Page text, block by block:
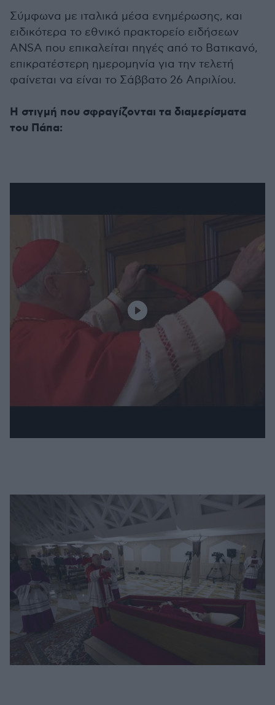
Σύμφωνα με ιταλικά μέσα ενημέρωσης, και
ειδικότερα το εθνικό πρακτορείο ειδήσεων
ANSA που επικαλείται πηγές από το Βατικανό,
επικρατέστερη ημερομηνία για την τελετή
φαίνεται να είναι το Σάββατο 26 Απριλίου.
Η στιγμή που σφραγίζονται τα διαμερίσματα
του Πάπα: